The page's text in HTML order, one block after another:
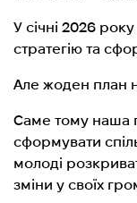
У січні 2026
стратегію та
Але жоден план
Саме тому наша
сформувати
молоді
зміни у своїх